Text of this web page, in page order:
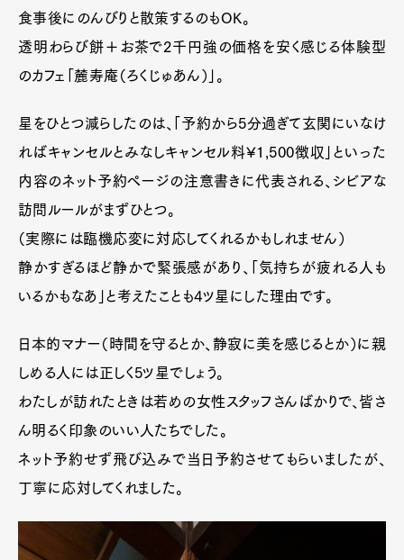
食事後にのんびりと散策するのもOK。
透明わらび餅＋お茶で2千円強の価格を安く感じる体験型
のカフェ「麓寿庵（ろくじゅあん）」。
星をひとつ減らしたのは、「予約から5分過ぎて玄関にいなけ
ればキャンセルとみなしキャンセル料¥1,500徴収」といった
内容のネット予約ページの注意書きに代表される、シビアな
訪問ルールがまずひとつ。
（実際には臨機応変に対応してくれるかもしれません）
静かすぎるほど静かで緊張感があり、「気持ちが疲れる人も
いるかもなあ」と考えたことも4ツ星にした理由です。
日本的マナー（時間を守るとか、静寂に美を感じるとか）に親
しめる人には正しく5ツ星でしょう。
わたしが訪れたときは若めの女性スタッフさんばかりで、皆さ
ん明るく印象のいい人たちでした。
ネット予約せず飛び込みで当日予約させてもらいましたが、
丁寧に応対してくれました。